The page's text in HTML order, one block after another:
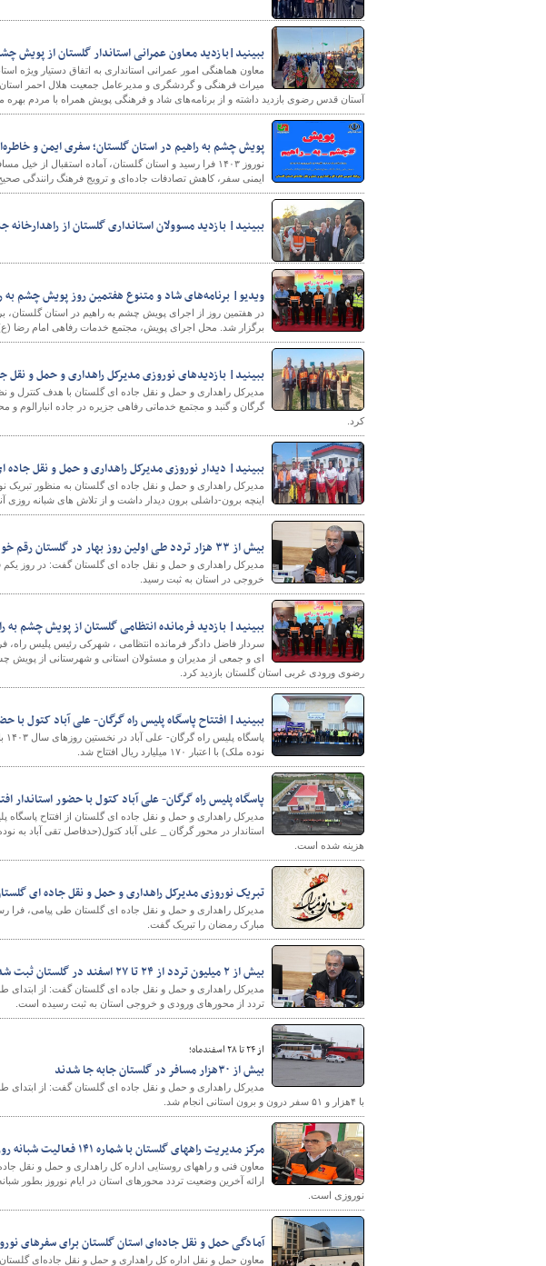
شهرسازی
ببینید|بازدید معاون عمرانی استاندار گلستان از پویش
معاون هماهنگی امور عمرانی استانداری به اتفاق دستیار ویژه
میراث فرهنگی و گردشگری و مدیرعامل جمعیت هلال احمر
آستان قدس رضوی بازدید داشته و از برنامه‌های شاد و فرهنگی پویش همراه با مردم بهره
پویش چشم به راهیم در استان گلستان؛ سفری ایمن و
نوروز ۱۴۰۳ فرا رسید و استان گلستان، آماده استقبال
ایمنی سفر، کاهش تصادفات جاده‌ای و ترویج فرهنگ رانندگی
ببینید| بازدید مسوولان استانداری گلستان از راهدارخانه
ویدیو| برنامه‌های شاد و متنوع هفتمین روز پویش چشم به
در هفتمین روز از اجرای پویش چشم به راهیم در استان
برگزار شد. محل اجرای پویش، مجتمع خدمات رفاهی امام رضا
ببینید| بازدیدهای نوروزی مدیرکل راهداری و حمل و
مدیرکل راهداری و حمل و نقل جاده ای گلستان با هدف کنترل و
گرگان و گنبد و مجتمع خدماتی رفاهی جزیره در جاده انبارالوم و
کرد.
ببینید| دیدار نوروزی مدیرکل راهداری و حمل و نقل جاده
مدیرکل راهداری و حمل و نقل جاده ای گلستان به منظور تبریک
اینچه برون-داشلی برون دیدار داشت و از تلاش های شبانه روزی
بیش از ۳۳ هزار تردد طی اولین روز بهار در گلستان رقم خورد
خروجی در استان به ثبت رسید.
ببینید| بازدید فرمانده انتظامی گلستان از پویش چشم به
سردار فاضل دادگر فرمانده انتظامی ، شهرکی رئیس پلیس راه،
ای و جمعی از مدیران و مسئولان استانی و شهرستانی از پویش
رضوی ورودی غربی استان گلستان بازدید کرد.
ببینید| افتتاح پاسگاه پلیس راه گرگان- علی آباد کتول با
نوده ملک) با اعتبار ۱۷۰ میلیارد ریال افتتاح شد.
پاسگاه پلیس راه گرگان- علی آباد کتول با حضور استاندار
هزینه شده است.
تبریک نوروزی مدیرکل راهداری و حمل و نقل جاده ای
مبارک رمضان را تبریک گفت.
بیش از ۲ میلیون تردد از ۲۴ تا ۲۷ اسفند در گلستان ثبت شد
تردد از محورهای ورودی و خروجی استان به ثبت رسیده است.
از ۲۴ تا ۲۸ اسفندماه؛
بیش از ۳۰هزار مسافر در گلستان جابه جا شدند
با ۴هزار و ۵۱ سفر درون و برون استانی انجام شد.
مرکز مدیریت راههای گلستان با شماره ۱۴۱ فعالیت شبانه روزی دارد
نوروزی است.
آمادگی حمل و نقل جاده‌ای استان گلستان برای سفرهای